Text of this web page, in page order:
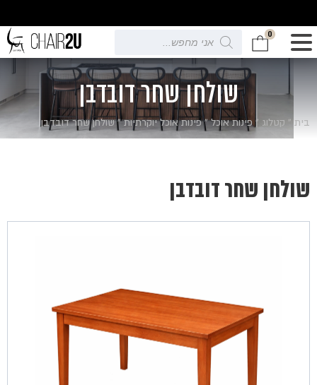
0
Products
search
שולחן שחר דובדבן
בית » קטלוג » פינות אוכל»פינות אוכל יוקרתיות»שולחן שחר דובדבן
שולחן שחר דובדבן